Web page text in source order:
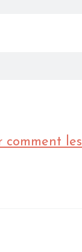
comment